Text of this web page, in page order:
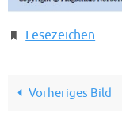
Lesezeichen.
Vorheriges Bild